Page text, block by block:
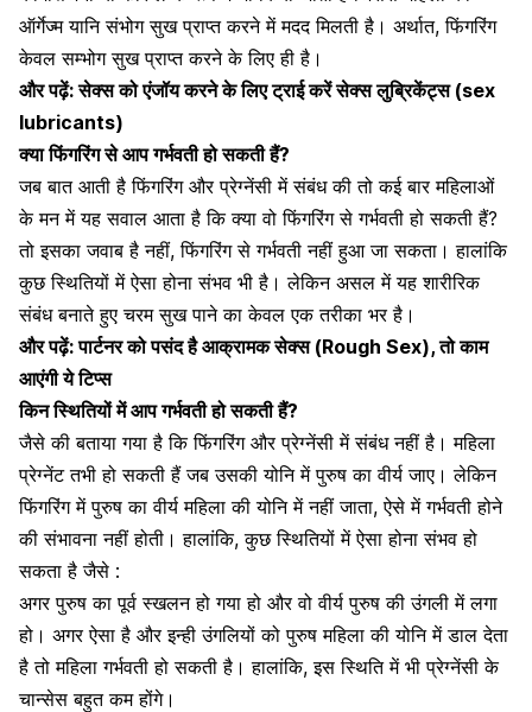
ऑर्गेज्म यानि संभोग सुख प्राप्त करने में मदद मिलती है। अर्थात, फिंगरिंग
केवल सम्भोग सुख प्राप्त करने के लिए ही है ।
और पढ़ें:सेक्स को एंजॉय करने के लिए ट्राई करें सेक्स लुब्रिकेंट्स (sex
lubricants)
क्या फिंगरिंग से आप गर्भवती हो सकती हैं?
जब बात आती है फिंगरिंग और प्रेग्नेंसी में संबंधकी तो कई बार महिलाओं
के मन में यह सवाल आता है कि क्या वो फिंगरिंग से गर्भवती हो सकती हैं?
तो इसका जवाब है नहीं, फिंगरिंग से गर्भवती नहीं हुआ जा सकता। हालांकि
कुछ स्थितियों में ऐसा होना संभव भी है।लेकिन असल में यहशारीरिक
संबंध बनाते हुए चरम सुखपाने का केवल एक तरीका भर है।
और पढ़ें:पार्टनर को पसंद है आक्रामक सेक्स (Rough Sex), तो काम
आएंगी ये टिप्स
किन स्थितियों में आप गर्भवती हो सकती हैं?
जैसे की बताया गया है किफिंगरिंग औरप्रेग्नेंसी में संबंधनहीं है। महिला
प्रेग्नेंट तभी हो सकती हैं जब उसकी योनि में पुरुष का वीर्य जाए। लेकिन
फिंगरिंग में पुरुष का वीर्य महिला की योनि में नहीं जाता, ऐसे मेंगर्भवती होने
की संभावना नहीं होती। हालांकि, कुछ स्थितियों में ऐसा होना संभव हो
सकता है जैसे :
अगर पुरुष का पूर्व स्खलन हो गया हो और वो वीर्य पुरुष की उंगली में लगा
हो। अगर ऐसा है और इन्ही उंगलियों को पुरुष महिला की योनि में डाल देता
है तो महिला गर्भवती हो सकती है। हालांकि, इस स्थिति में भी प्रेग्नेंसी के
चान्सेस बहुत कम होंगे।